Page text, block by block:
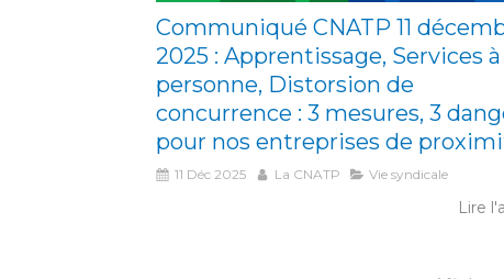
Communiqué CNATP 11
2025 : Apprentissage, Services à
personne, Distorsion de
concurrence : 3 mesures, 3
pour nos entreprises de
11 Déc 2025 La CNATP Vie syndicale
Lire